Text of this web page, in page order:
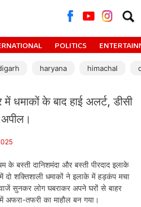
for:
POLITICS
haryana himachal
धमाकों के बाद हाई अलर्ट, डीसी
बस्ती दानिशमंदा और बस्ती पीरदाद इलाके
दो शक्तिशाली धमाकों ने इलाके में हड़कंप मचा
सुनकर लोग घबराकर अपने घरों से बाहर
तफरी का माहौल बन गया।